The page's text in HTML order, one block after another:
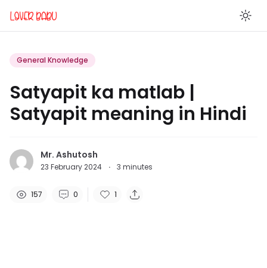
General Knowledge
Satyapit ka matlab |
Satyapit meaning in Hindi
Mr. Ashutosh
23 February 2024 · 3 minutes
157 0 1